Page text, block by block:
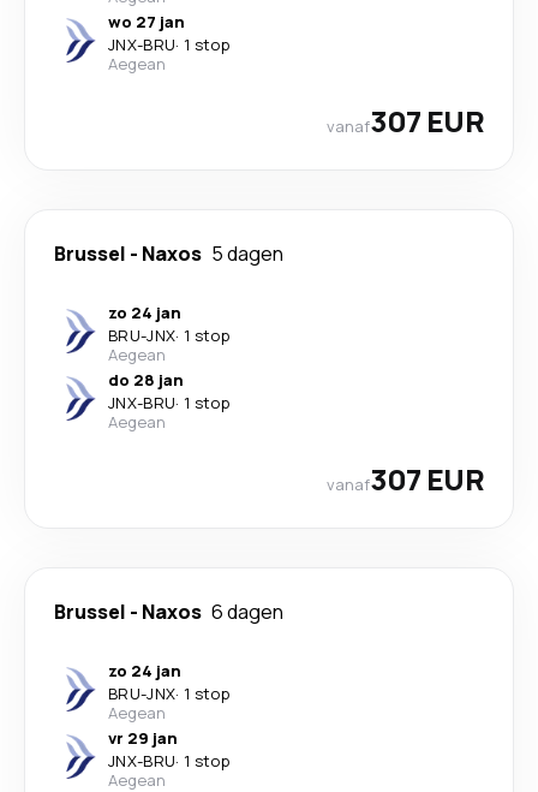
wo 27 jan
JNX-BRU· 1 stop
Aegean
vanaf307 EUR
Brussel - Naxos 5 dagen
zo 24 jan
BRU-JNX· 1 stop
Aegean
do 28 jan
JNX-BRU· 1 stop
Aegean
vanaf307 EUR
Brussel - Naxos 6 dagen
zo 24 jan
BRU-JNX· 1 stop
Aegean
vr 29 jan
JNX-BRU· 1 stop
Aegean